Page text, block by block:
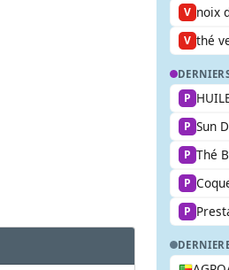
V noix
V thé
P
P Sun
P Thé
P
P